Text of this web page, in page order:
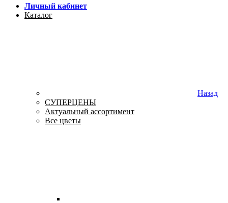
Личный кабинет
Каталог
Назад
СУПЕРЦЕНЫ
Актуальный ассортимент
Все цветы